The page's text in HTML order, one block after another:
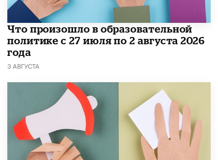
​Что произошло в образовательной
политике с 27 июля по 2 августа 2026
года
3 АВГУСТА